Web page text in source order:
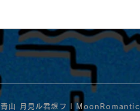
青山 月見ル君想フ | MoonRomantic